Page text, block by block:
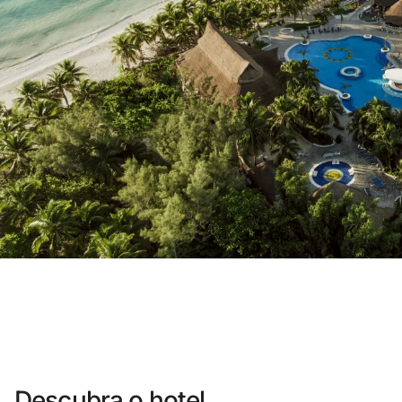
Você ainda não se cadastrou ?
Criar uma
Desfrute dos benefícios de fazer
O melhor preço garantido
Cancelamento gratuito